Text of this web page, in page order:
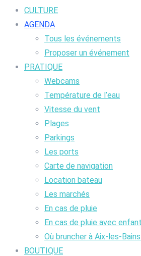
CULTURE
AGENDA
Tous les événements
Proposer un événement
PRATIQUE
Webcams
Température de l’eau
Vitesse du vent
Plages
Parkings
Les ports
Carte de navigation
Location bateau
Les marchés
En cas de pluie
En cas de pluie avec
Où bruncher à Aix-les-
BOUTIQUE